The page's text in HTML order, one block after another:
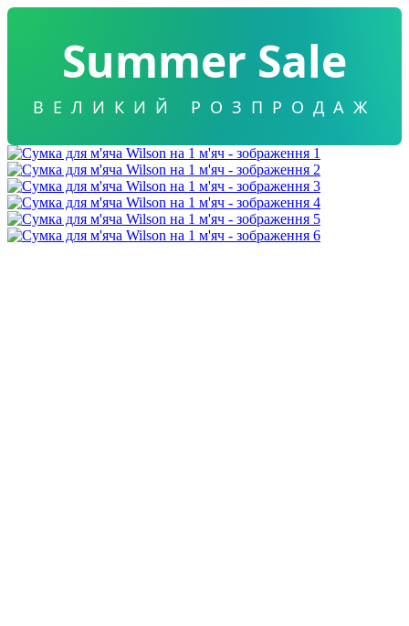
Summer Sale
ВЕЛИКИЙ РОЗПРОДАЖ